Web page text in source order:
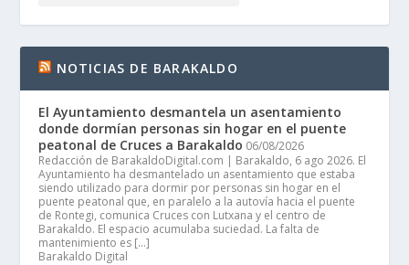
NOTICIAS DE BARAKALDO
El Ayuntamiento desmantela un asentamiento
donde dormían personas sin hogar en el puente
peatonal de Cruces a Barakaldo 06/08/2026
Redacción de BarakaldoDigital.com | Barakaldo, 6 ago 2026. El
Ayuntamiento ha desmantelado un asentamiento que estaba
siendo utilizado para dormir por personas sin hogar en el
puente peatonal que, en paralelo a la autovía hacia el puente
de Rontegi, comunica Cruces con Lutxana y el centro de
Barakaldo. El espacio acumulaba suciedad. La falta de
mantenimiento es […]
Barakaldo Digital